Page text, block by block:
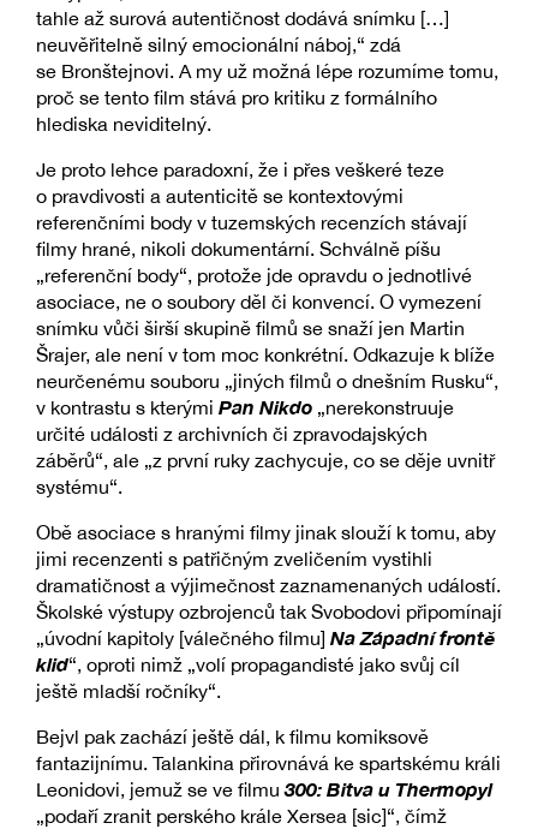
tahle až surová autentičnost dodává snímku […]
neuvěřitelně silný emocionální náboj,“ zdá
se Bronštejnovi. A my už možná lépe rozumíme tomu,
proč se tento film stává pro kritiku z formálního
hlediska neviditelný.
Je proto lehce paradoxní, že i přes veškeré teze
o pravdivosti a autenticitě se kontextovými
referenčními body v tuzemských recenzích stávají
filmy hrané, nikoli dokumentární. Schválně píšu
„referenční body“, protože jde opravdu o jednotlivé
asociace, ne o soubory děl či konvencí. O vymezení
snímku vůči širší skupině filmů se snaží jen Martin
Šrajer, ale není v tom moc konkrétní. Odkazuje k blíže
neurčenému souboru „jiných filmů o dnešním Rusku“,
v kontrastu s kterými Pan Nikdo „nerekonstruuje
určité události z archivních či zpravodajských
záběrů“, ale „z první ruky zachycuje, co se děje uvnitř
systému“.
Obě asociace s hranými filmy jinak slouží k tomu, aby
jimi recenzenti s patřičným zveličením vystihli
dramatičnost a výjimečnost zaznamenaných událostí.
Školské výstupy ozbrojenců tak Svobodovi připomínají
„úvodní kapitoly [válečného filmu] Na Západní frontě
klid“, oproti nimž „volí propagandisté jako svůj cíl
ještě mladší ročníky“.
Bejvl pak zachází ještě dál, k filmu komiksově
fantazijnímu. Talankina přirovnává ke spartskému králi
Leonidovi, jemuž se ve filmu300: Bitva u Thermopyl
„podaří zranit perského krále Xersea [sic]“, čímž